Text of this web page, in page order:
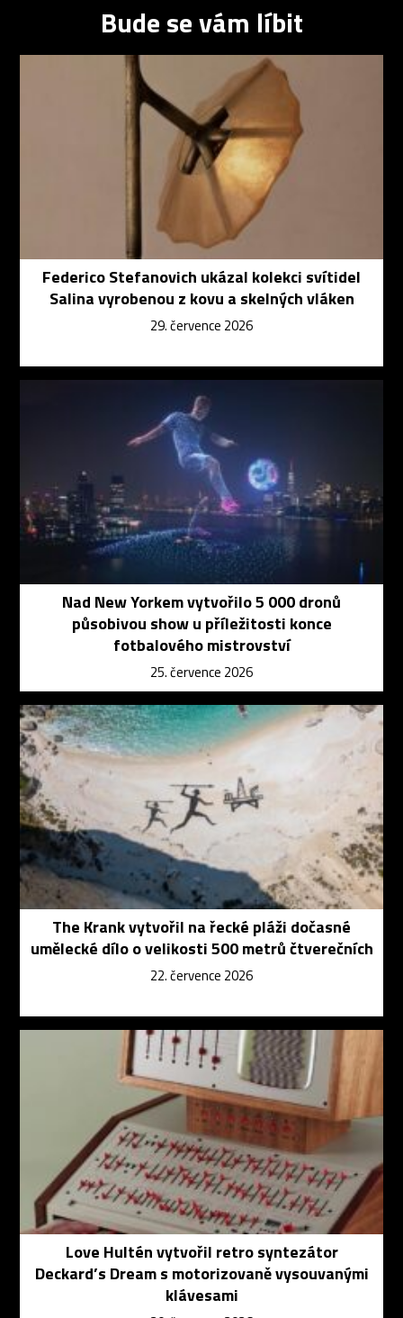
Bude se vám líbit
Federico Stefanovich ukázal kolekci svítidel
Salina vyrobenou z kovu a skelných vláken
29. července 2026
Nad New Yorkem vytvořilo 5 000 dronů
působivou show u příležitosti konce
fotbalového mistrovství
25. července 2026
The Krank vytvořil na řecké pláži dočasné
umělecké dílo o velikosti 500 metrů čtverečních
22. července 2026
Love Hultén vytvořil retro syntezátor
Deckard’s Dream s motorizovaně vysouvanými
klávesami